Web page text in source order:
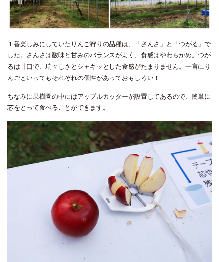
１番楽しみにしていたりんご狩りの品種は、「さんさ」と「つがる」で
した。さんさは酸味と甘みのバランスがよく、食感はやわらかめ。つが
るは甘口で、瑞々しさとシャキッとした食感がたまりません。一言にり
んごといってもそれぞれの個性があっておもしろい！
ちなみに果樹園の中にはアップルカッターが設置してあるので、簡単に
芯をとって食べることができます。